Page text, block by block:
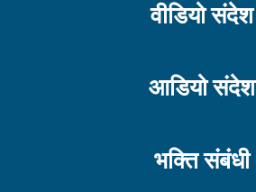
वीडियो संदेश
आडियो संदेश
भक्ति संबंधी